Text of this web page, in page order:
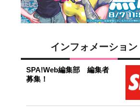
インフォメーション
SPA!Web編集部 編集者
募集！